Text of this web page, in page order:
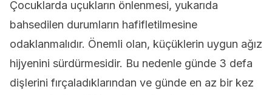
Çocuklarda uçukların önlenmesi, yukarıda
bahsedilen durumların hafifletilmesine
odaklanmalıdır. Önemli olan, küçüklerin uygun ağız
hijyenini sürdürmesidir. Bu nedenle günde 3 defa
dişlerini fırçaladıklarından ve günde en az bir kez